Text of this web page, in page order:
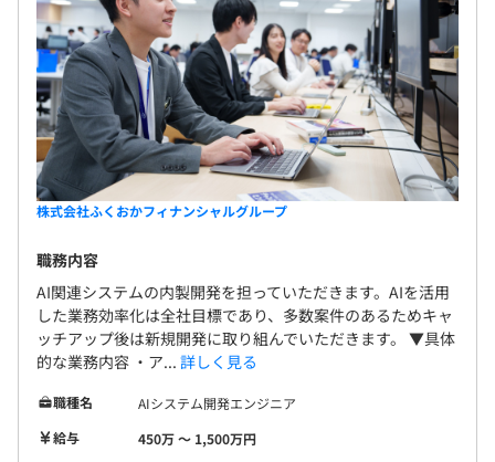
株式会社ふくおかフィナンシャルグループ
職務内容
AI関連システムの内製開発を担っていただきます。AIを活用
した業務効率化は全社目標であり、多数案件のあるためキャ
ッチアップ後は新規開発に取り組んでいただきます。 ▼具体
的な業務内容 ・ア... 詳しく見る
職種名
AIシステム開発エンジニア
給与
450万 〜 1,500万円